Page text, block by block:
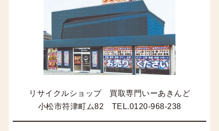
リサイクルショップ 買取専門いーあきんど
小松市符津町ム82 TEL.0120-968-238